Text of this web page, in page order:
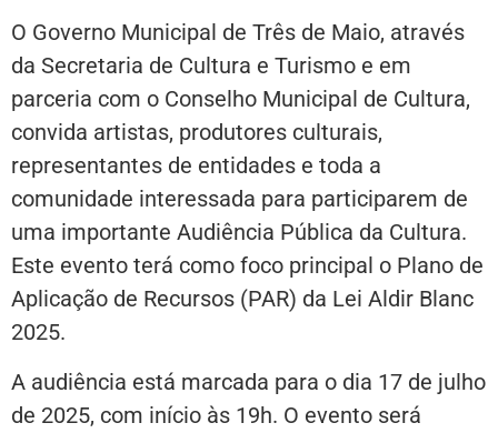
O Governo Municipal de Três de Maio, através
da Secretaria de Cultura e Turismo e em
parceria com o Conselho Municipal de Cultura,
convida artistas, produtores culturais,
representantes de entidades e toda a
comunidade interessada para participarem de
uma importante Audiência Pública da Cultura.
Este evento terá como foco principal o Plano de
Aplicação de Recursos (PAR) da Lei Aldir Blanc
2025.
A audiência está marcada para o dia 17 de julho
de 2025, com início às 19h. O evento será